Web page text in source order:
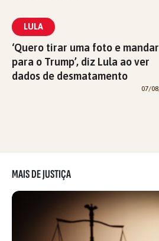
LULA
‘Quero tirar uma foto e mandar
para o Trump’, diz Lula ao ver
dados de desmatamento
07/
MAIS DE JUSTIÇA